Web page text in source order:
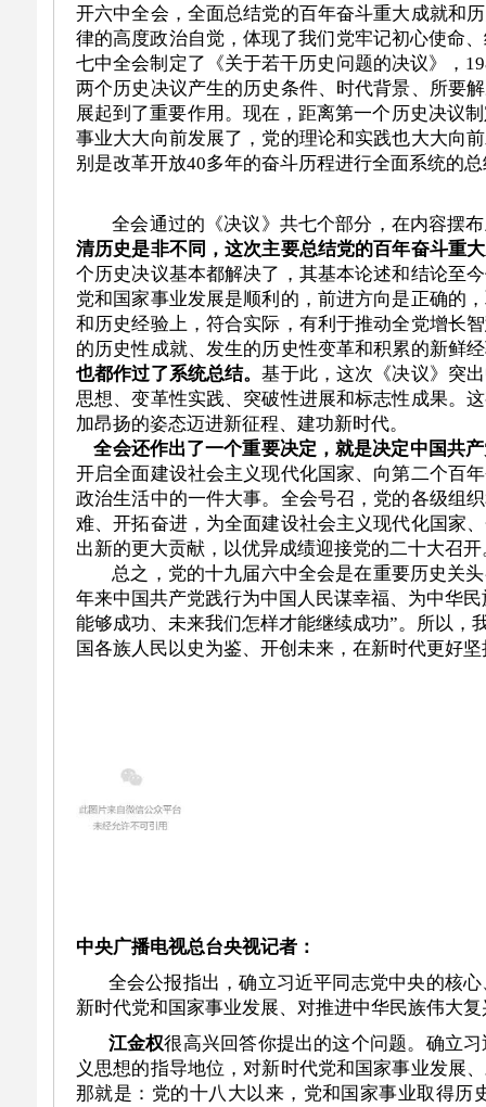
开六中全会，全面总结党的百年奋斗重大成就和
律的高度政治自觉，体现了我们党牢记初心使命
七中全会制定了《关于若干历史问题的决议》，
两个历史决议产生的历史条件、时代背景、所要
展起到了重要作用。现在，距离第一个历史决议
事业大大向前发展了，党的理论和实践也大大向
别是改革开放40多年的奋斗历程进行全面系统的
全会通过的《决议》共七个部分，在内容摆布
清历史是非不同，这次主要总结党的百年奋斗重
个历史决议基本都解决了，其基本论述和结论至
党和国家事业发展是顺利的，前进方向是正确的
和历史经验上，符合实际，有利于推动全党增长
的历史性成就、发生的历史性变革和积累的新鲜
也都作过了系统总结。基于此，这次《决议》突
思想、变革性实践、突破性进展和标志性成果。
加昂扬的姿态迈进新征程、建功新时代。
全会还作出了一个重要决定，就是决定中国共
开启全面建设社会主义现代化国家、向第二个百
政治生活中的一件大事。全会号召，党的各级组
难、开拓奋进，为全面建设社会主义现代化国家
出新的更大贡献，以优异成绩迎接党的二十大召开
总之，党的十九届六中全会是在重要历史关头
年来中国共产党践行为中国人民谋幸福、为中华
能够成功、未来我们怎样才能继续成功”。所以，
国各族人民以史为鉴、开创未来，在新时代更好
中央广播电视总台央视记者：
全会公报指出，确立习近平同志党中央的核心
新时代党和国家事业发展、对推进中华民族伟大
江金权很高兴回答你提出的这个问题。确立
义思想的指导地位，对新时代党和国家事业发展
那就是：党的十八大以来，党和国家事业取得